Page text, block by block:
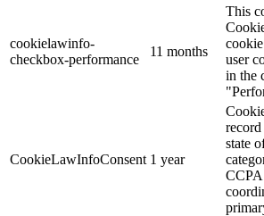
cookielawinfo-
checkbox-performance
11 months
This
user
in the
CookieLawInfoConsent 1 year
state